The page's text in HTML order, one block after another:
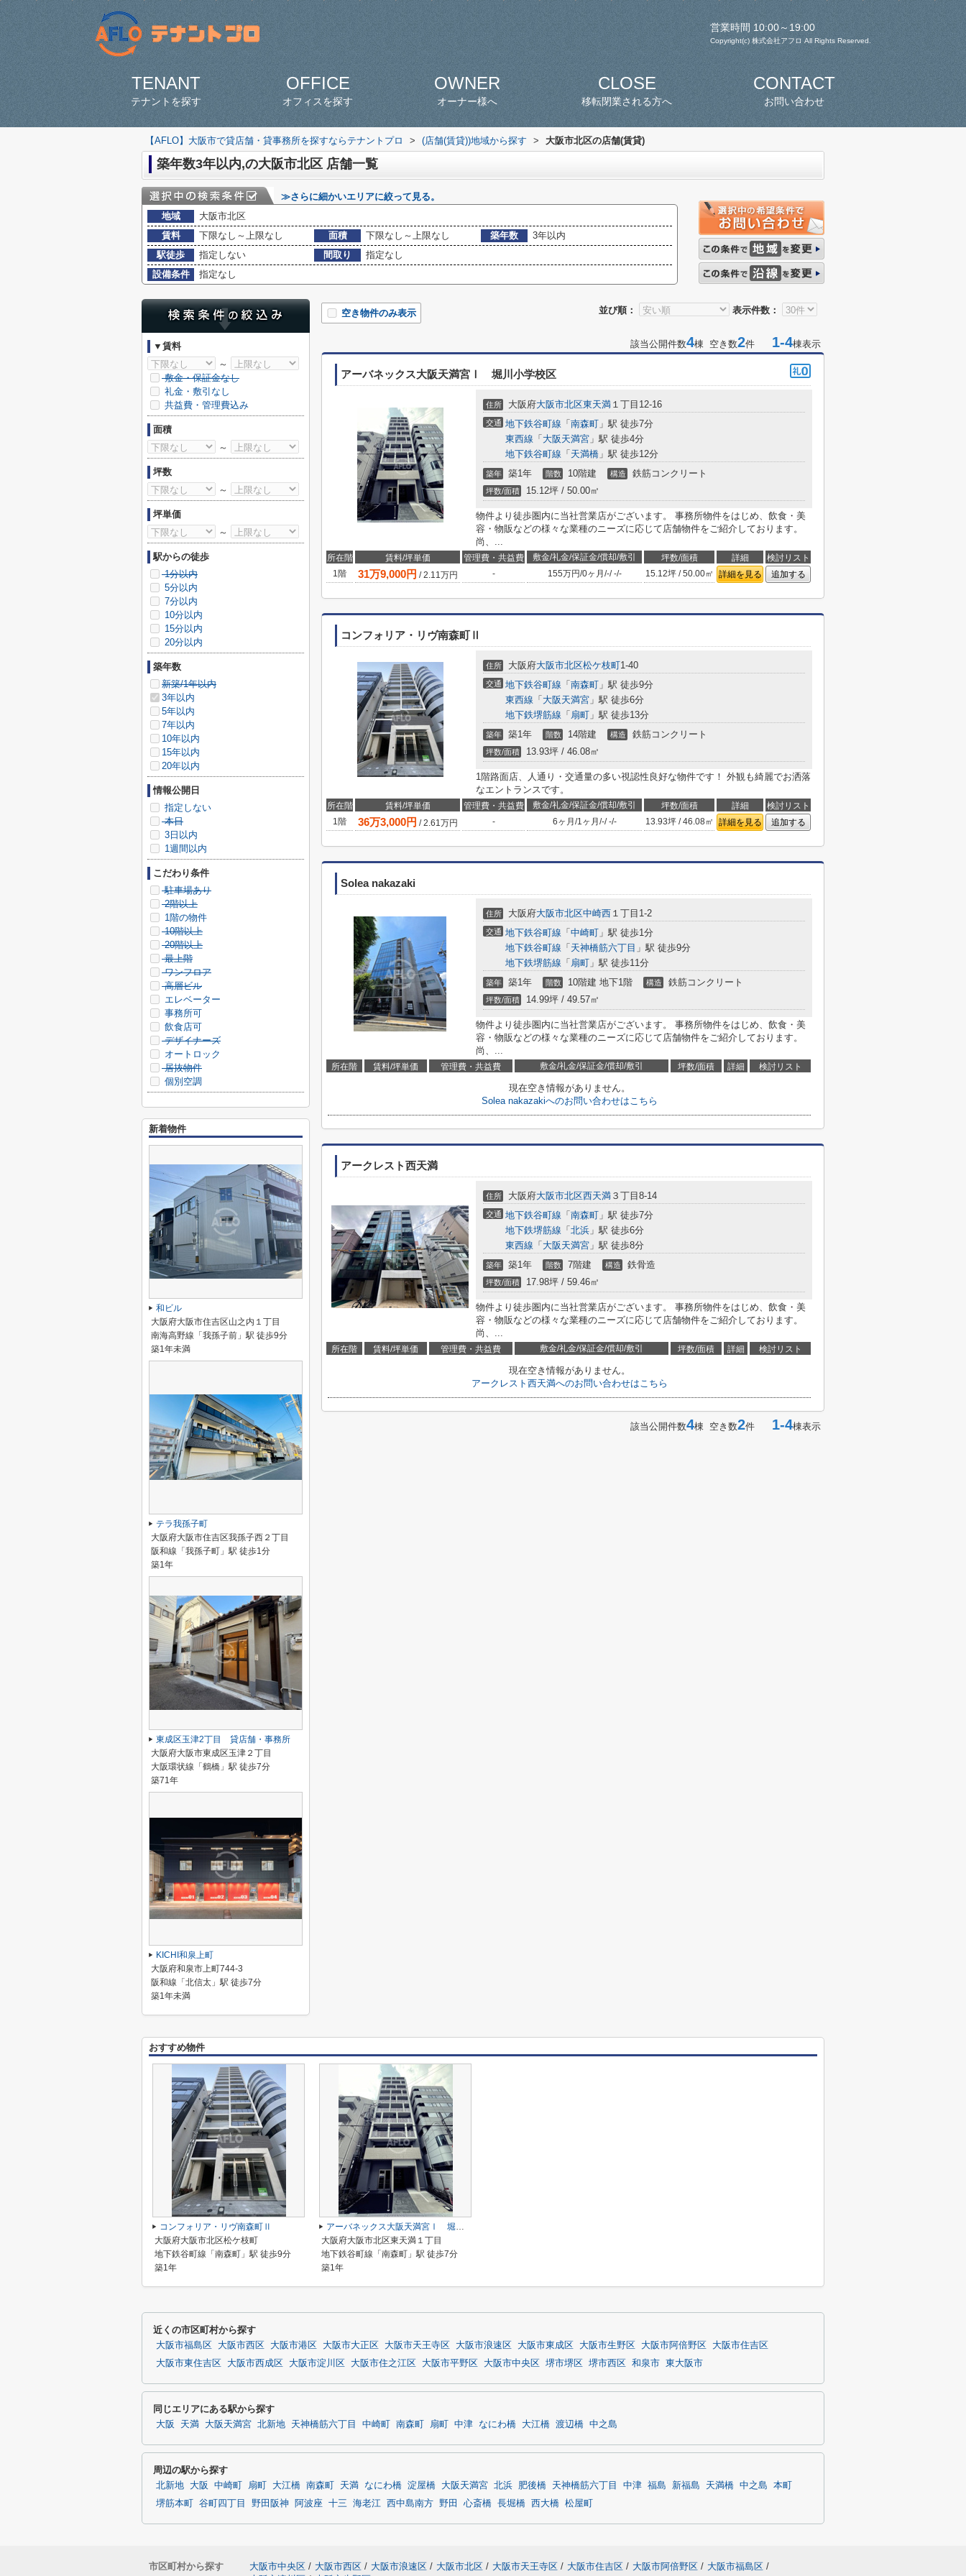
営業時間 10:00～19:00
Copyright(c) 株式会社アフロ All Rights Reserved.
TENANT
テナントを探す
OFFICE
オフィスを探す
OWNER
オーナー様へ
CLOSE
移転閉業される方へ
CONTACT
お問い合わせ
【AFLO】大阪市で貸店舗・貸事務所を探すならテナントプロ > (店舗(賃貸))地域から探す > 大阪市北区の店舗(賃貸)
築年数3年以内,の大阪市北区 店舗一覧
≫さらに細かいエリアに絞って見る。
地域
大阪市北区
賃料
下限なし～上限なし 面積 下限なし～上限なし 築年数
3年以内
駅徒歩
指定しない 間取り
指定なし
設備条件
指定なし
並び順： 表示件数：
空き物件のみ表示
該当公開件数4棟 空き数2件 1-4棟表示
アーバネックス大阪天満宮Ⅰ 堀川小学校区
住所 大阪府大阪市北区東天満 １丁目12-16
交通 地下鉄谷町線 「 南森町 」駅 徒歩7分
東西線 「 大阪天満宮 」駅 徒歩4分
地下鉄谷町線 「 天満橋 」駅 徒歩12分
築年 築1年 階数 10階建 構造 鉄筋コンクリート
坪数/面積 15.12坪 / 50.00㎡
物件より徒歩圏内に当社営業店がございます。 事務所物件をはじめ、飲食・美
容・物販などの様々な業種のニーズに応じて店舗物件をご紹介しております。
尚、...
所在階 賃料/坪単価 管理費・共益費 敷金/礼金/保証金/償却/敷引 坪数/面積 詳細
検討リスト
1階
31万9,000円 /2.11万円 - 155万円/0ヶ月 /-/-/- 15.12坪 / 50.00㎡ 詳細を見る 追加する
コンフォリア・リヴ南森町Ⅱ
住所 大阪府大阪市北区松ケ枝町1-40
交通 地下鉄谷町線 「 南森町 」駅 徒歩9分
東西線 「 大阪天満宮 」駅 徒歩6分
地下鉄堺筋線 「 扇町 」駅 徒歩13分
築年 築1年 階数 14階建 構造 鉄筋コンクリート
坪数/面積 13.93坪 / 46.08㎡
1階路面店、人通り・交通量の多い視認性良好な物件です！ 外観も綺麗でお洒落
なエントランスです。
所在階 賃料/坪単価 管理費・共益費 敷金/礼金/保証金/償却/敷引 坪数/面積 詳細
検討リスト
1階
36万3,000円 /2.61万円 - 6ヶ月 /1ヶ月 /-/-/- 13.93坪 / 46.08㎡ 詳細を見る 追加する
Solea nakazaki
住所 大阪府大阪市北区中崎西 １丁目1-2
交通 地下鉄谷町線 「 中崎町 」駅 徒歩1分
地下鉄谷町線 「 天神橋筋六丁目 」駅 徒歩9分
地下鉄堺筋線 「 扇町 」駅 徒歩11分
築年 築1年 階数 10階建 地下1階 構造 鉄筋コンクリート
坪数/面積 14.99坪 / 49.57㎡
物件より徒歩圏内に当社営業店がございます。 事務所物件をはじめ、飲食・美
容・物販などの様々な業種のニーズに応じて店舗物件をご紹介しております。
尚、...
所在階 賃料/坪単価 管理費・共益費 敷金/礼金/保証金/償却/敷引 坪数/面積 詳細 検討リスト
現在空き情報がありません。
Solea nakazakiへのお問い合わせはこちら
アークレスト西天満
住所 大阪府大阪市北区西天満 ３丁目8-14
交通 地下鉄谷町線 「 南森町 」駅 徒歩7分
地下鉄堺筋線 「 北浜 」駅 徒歩6分
東西線 「 大阪天満宮 」駅 徒歩8分
築年 築1年 階数 7階建 構造 鉄骨造
坪数/面積 17.98坪 / 59.46㎡
物件より徒歩圏内に当社営業店がございます。 事務所物件をはじめ、飲食・美
容・物販などの様々な業種のニーズに応じて店舗物件をご紹介しております。
尚、...
所在階 賃料/坪単価 管理費・共益費 敷金/礼金/保証金/償却/敷引 坪数/面積 詳細 検討リスト
現在空き情報がありません。
アークレスト西天満へのお問い合わせはこちら
該当公開件数4棟 空き数2件 1-4棟表示
▼賃料
～
敷金・保証金なし
礼金・敷引なし
共益費・管理費込み
面積
～
坪数
～
坪単価
～
駅からの徒歩
1分以内
5分以内
7分以内
10分以内
15分以内
20分以内
築年数
新築/1年以内
3年以内
5年以内
7年以内
10年以内
15年以内
20年以内
情報公開日
指定しない
本日
3日以内
1週間以内
こだわり条件
駐車場あり
2階以上
1階の物件
10階以上
20階以上
最上階
ワンフロア
高層ビル
エレベーター
事務所可
飲食店可
デザイナーズ
オートロック
居抜物件
個別空調
新着物件
和ビル
大阪府大阪市住吉区山之内１丁目
南海高野線「我孫子前」駅 徒歩9分
築1年未満
テラ我孫子町
大阪府大阪市住吉区我孫子西２丁目
阪和線「我孫子町」駅 徒歩1分
築1年
東成区玉津2丁目 貸店舗・事務所
大阪府大阪市東成区玉津２丁目
大阪環状線「鶴橋」駅 徒歩7分
築71年
KICHI和泉上町
大阪府和泉市上町744-3
阪和線「北信太」駅 徒歩7分
築1年未満
おすすめ物件
コンフォリア・リヴ南森町Ⅱ
大阪府大阪市北区松ケ枝町
地下鉄谷町線「南森町」駅 徒歩9分
築1年
アーバネックス大阪天満宮Ⅰ 堀川小学校区
大阪府大阪市北区東天満１丁目
地下鉄谷町線「南森町」駅 徒歩7分
築1年
近くの市区町村から探す
大阪市福島区 大阪市西区 大阪市港区 大阪市大正区 大阪市天王寺区 大阪市浪速区 大阪市東成区 大阪市生野区 大阪市阿倍野区
大阪市住吉区
大阪市東住吉区
大阪市西成区 大阪市淀川区 大阪市住之江区 大阪市平野区 大阪市中央区 堺市堺区 堺市西区 和泉市 東大阪市
同じエリアにある駅から探す
大阪 天満 大阪天満宮 北新地 天神橋筋六丁目 中崎町 南森町 扇町 中津 なにわ橋 大江橋 渡辺橋 中之島
周辺の駅から探す
北新地 大阪 中崎町 扇町 大江橋 南森町 天満 なにわ橋 淀屋橋 大阪天満宮 北浜 肥後橋 天神橋筋六丁目 中津 福島 新福島 天満橋 中之島
本町
堺筋本町
谷町四丁目 野田阪神 阿波座 十三 海老江 西中島南方 野田 心斎橋 長堀橋 西大橋 松屋町
市区町村から探す 大阪市中央区 / 大阪市西区 / 大阪市浪速区 / 大阪市北区 / 大阪市天王寺区 / 大阪市住吉区 / 大阪市阿倍野区 / 大阪市福島区 /